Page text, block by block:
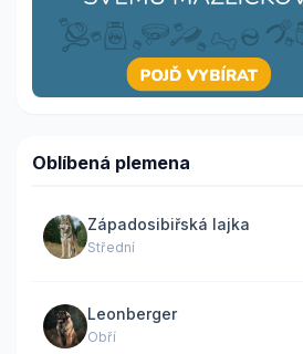
Oblíbená plemena
Západosibiřská lajka
Střední
Leonberger
Obří